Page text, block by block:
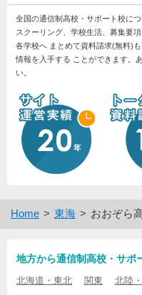
全国の通信制高校・サポート校に
スクーリング、学校生活、募集要
各学校へ まとめて資料請求(無料)
情報を入手する ことができます。
い。
Home 東海 おおぞら
地方から通信制高校・サポ
北海道・東北 関東 北陸